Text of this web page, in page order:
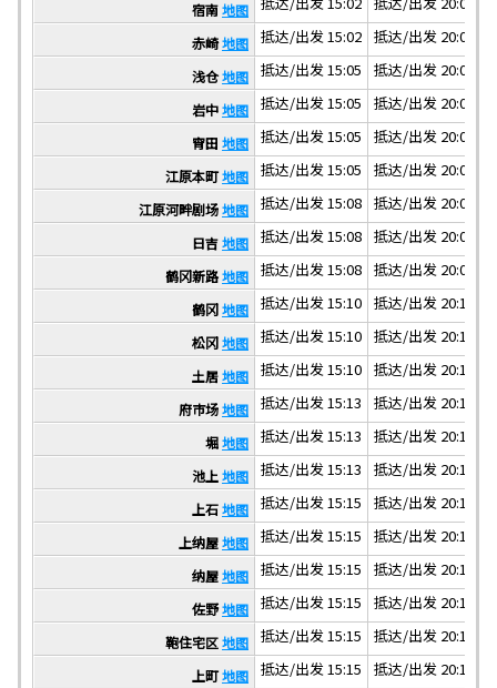
宿南地图
赤崎地图 抵达/出发 15:02 抵达/出发 20:02
浅仓地图 抵达/出发 15:05 抵达/出发 20:05
岩中地图 抵达/出发 15:05 抵达/出发 20:05
宵田 地图 抵达/出发 15:05 抵达/出发 20:05
江原本町地图 抵达/出发 15:05 抵达/出发 20:05
江原河畔剧场地图 抵达/出发 15:08 抵达/出发 20:08
日吉地图 抵达/出发 15:08 抵达/出发 20:08
鹤冈新路地图 抵达/出发 15:08 抵达/出发 20:08
鹤冈地图 抵达/出发 15:10 抵达/出发 20:10
松冈地图 抵达/出发 15:10 抵达/出发 20:10
土居地图 抵达/出发 15:10 抵达/出发 20:10
府市场地图 抵达/出发 15:13 抵达/出发 20:13
堀地图 抵达/出发 15:13 抵达/出发 20:13
池上地图 抵达/出发 15:13 抵达/出发 20:13
上石地图 抵达/出发 15:15 抵达/出发 20:15
上纳屋地图 抵达/出发 15:15 抵达/出发 20:15
纳屋地图 抵达/出发 15:15 抵达/出发 20:15
佐野地图 抵达/出发 15:15 抵达/出发 20:15
鞄住宅区地图 抵达/出发 15:15 抵达/出发 20:15
上町地图 抵达/出发 15:15 抵达/出发 20:15